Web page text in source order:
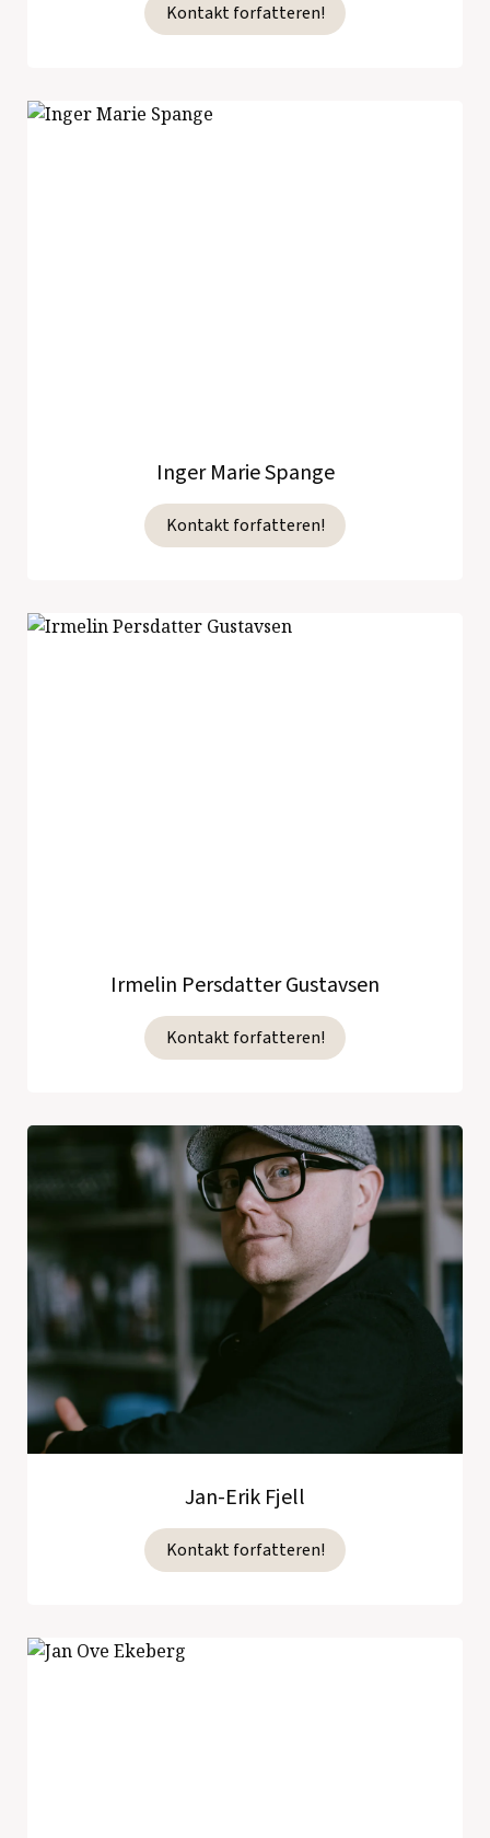
Kontakt forfatteren!
Inger Marie Spange
Kontakt forfatteren!
Irmelin Persdatter Gustavsen
Kontakt forfatteren!
Jan-Erik Fjell
Kontakt forfatteren!